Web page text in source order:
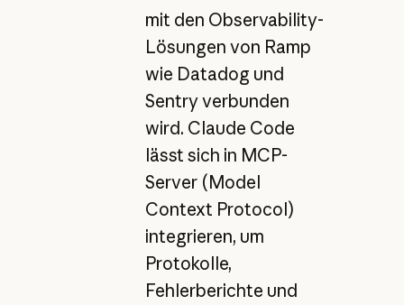
mit den Observability-
Lösungen von Ramp
wie Datadog und
Sentry verbunden
wird. Claude Code
lässt sich in MCP-
Server (Model
Context Protocol)
integrieren, um
Protokolle,
Fehlerberichte und